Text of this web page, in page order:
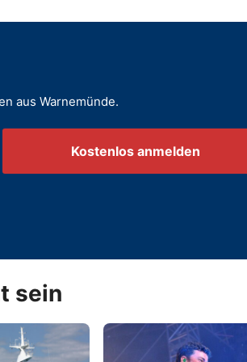
aus Warnemünde.
sein